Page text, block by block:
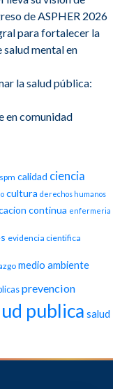
de ASPHER 2026
para fortalecer la
salud mental en
la salud pública:
en comunidad
calidad ciencia
cultura derechos humanos
continua enfermeria
evidencia cientifica
medio ambiente
prevencion
publica salud